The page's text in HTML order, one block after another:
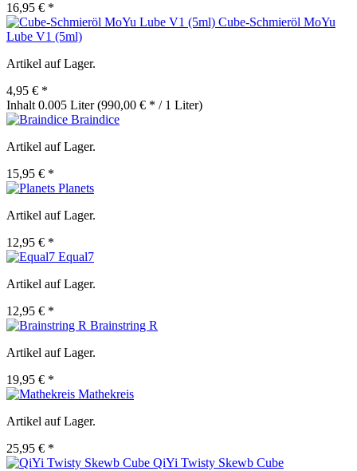
16,95 € *
Cube-Schmieröl MoYu
Lube V1 (5ml)
Artikel auf Lager.
4,95 € *
Inhalt 0.005 Liter(990,00 € * / 1 Liter)
Braindice
Artikel auf Lager.
15,95 € *
Planets
Artikel auf Lager.
12,95 € *
Equal7
Artikel auf Lager.
12,95 € *
Brainstring R
Artikel auf Lager.
19,95 € *
Mathekreis
Artikel auf Lager.
25,95 € *
QiYi Twisty Skewb Cube